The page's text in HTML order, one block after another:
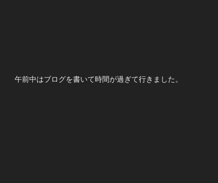
午前中はブログを書いて時間が過ぎて行きました。